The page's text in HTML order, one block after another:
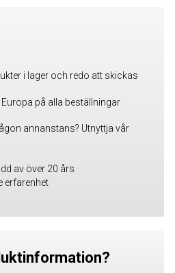
i lager och redo att skickas
Europa på alla beställningar
annanstans? Utnyttja vår
av över 20 års
erfarenhet